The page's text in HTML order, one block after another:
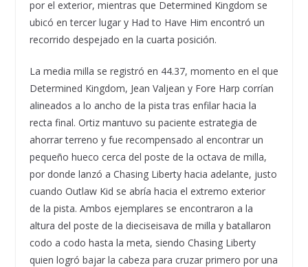
por el exterior, mientras que Determined Kingdom se
ubicó en tercer lugar y Had to Have Him encontró un
recorrido despejado en la cuarta posición.
La media milla se registró en 44.37, momento en el que
Determined Kingdom, Jean Valjean y Fore Harp corrían
alineados a lo ancho de la pista tras enfilar hacia la
recta final. Ortiz mantuvo su paciente estrategia de
ahorrar terreno y fue recompensado al encontrar un
pequeño hueco cerca del poste de la octava de milla,
por donde lanzó a Chasing Liberty hacia adelante, justo
cuando Outlaw Kid se abría hacia el extremo exterior
de la pista. Ambos ejemplares se encontraron a la
altura del poste de la dieciseisava de milla y batallaron
codo a codo hasta la meta, siendo Chasing Liberty
quien logró bajar la cabeza para cruzar primero por una